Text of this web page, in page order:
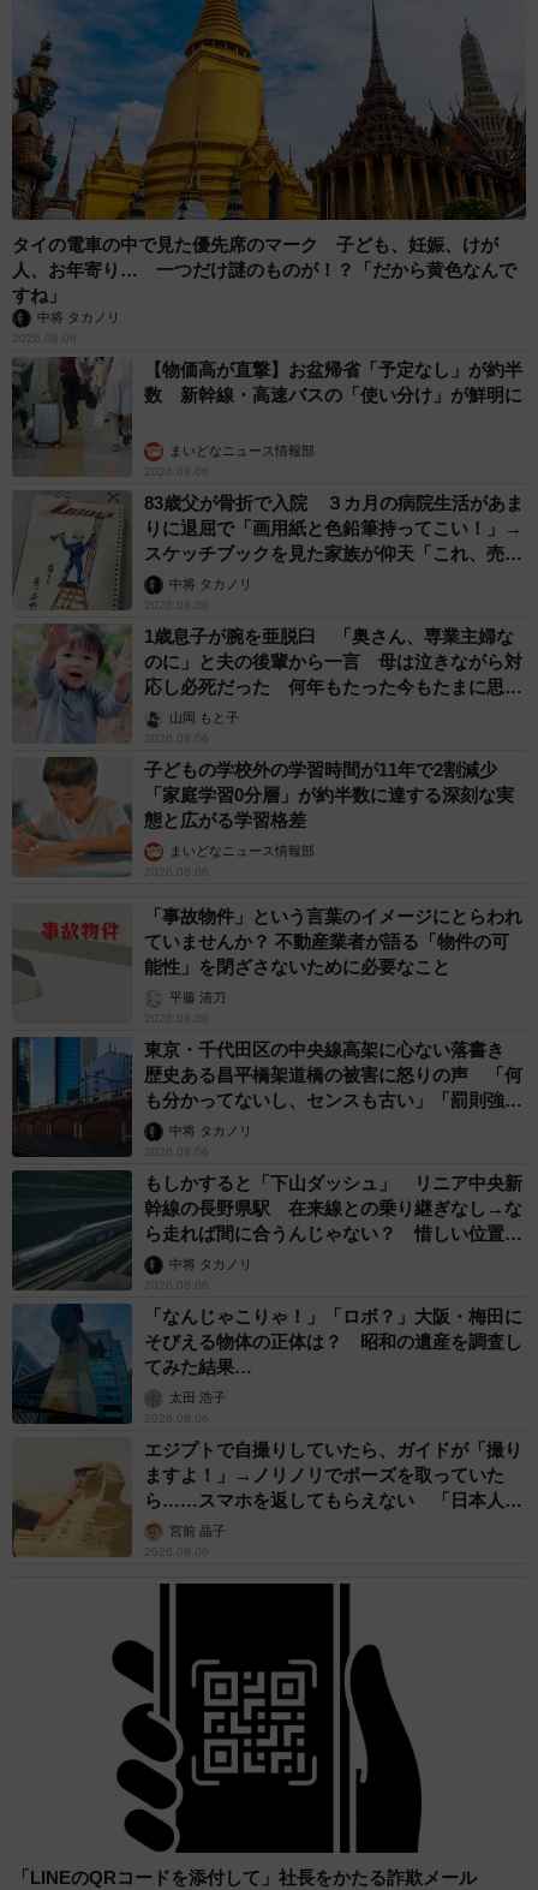
タイの電車の中で見た優先席のマーク 子ども、妊娠、けが
人、お年寄り… 一つだけ謎のものが！？「だから黄色なんで
すね」
中将 タカノリ
2026.08.06
【物価高が直撃】お盆帰省「予定なし」が約半
数 新幹線・高速バスの「使い分け」が鮮明に
まいどなニュース情報部
2026.08.06
83歳父が骨折で入院 ３カ月の病院生活があま
りに退屈で「画用紙と色鉛筆持ってこい！」→
スケッチブックを見た家族が仰天「これ、売れ
ますよ…」
中将 タカノリ
2026.08.06
1歳息子が腕を亜脱臼 「奥さん、専業主婦な
のに」と夫の後輩から一言 母は泣きながら対
応し必死だった 何年もたった今もたまに思い
出し…山岡 もと子
2026.08.06
子どもの学校外の学習時間が11年で2割減少
「家庭学習0分層」が約半数に達する深刻な実
態と広がる学習格差
まいどなニュース情報部
2026.08.06
「事故物件」という言葉のイメージにとらわれ
ていませんか？ 不動産業者が語る「物件の可
能性」を閉ざさないために必要なこと
平藤 清刀
2026.08.06
東京・千代田区の中央線高架に心ない落書き
歴史ある昌平橋架道橋の被害に怒りの声 「何
も分かってないし、センスも古い」「罰則強化
して」中将 タカノリ
2026.08.06
もしかすると「下山ダッシュ」 リニア中央新
幹線の長野県駅 在来線との乗り継ぎなし→な
ら走れば間に合うんじゃない？ 惜しい位置関
係が反響
中将 タカノリ
2026.08.06
「なんじゃこりゃ！」「ロボ？」大阪・梅田に
そびえる物体の正体は？ 昭和の遺産を調査し
てみた結果…
太田 浩子
2026.08.06
エジプトで自撮りしていたら、ガイドが「撮り
ますよ！」→ノリノリでポーズを取っていた
ら……スマホを返してもらえない 「日本人は
カモ代表かも」「私は6時間で3万円払った」
宮前 晶子
2026.08.06
「LINEのQRコードを添付して」社長をかたる詐欺メール